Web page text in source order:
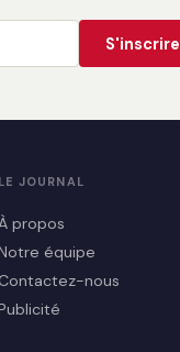
S'inscrire
LE JOURNAL
propos
équipe
Contactez-nous